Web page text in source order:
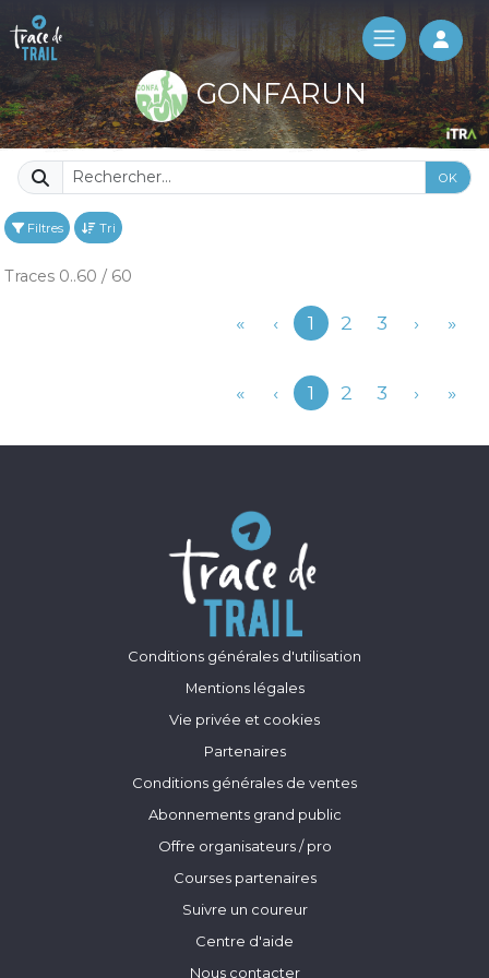
Log
GONFARUN
OK
Filtres Tri
Traces 0..60 / 60
« ‹Précédent
1 2 3 › »
« ‹Précédent
1 2 3 › »
Conditions générales d'utilisation
Mentions légales
Vie privée et cookies
Partenaires
Conditions générales de ventes
Abonnements grand public
Offre organisateurs / pro
Courses partenaires
Suivre un coureur
Centre d'aide
Nous contacter